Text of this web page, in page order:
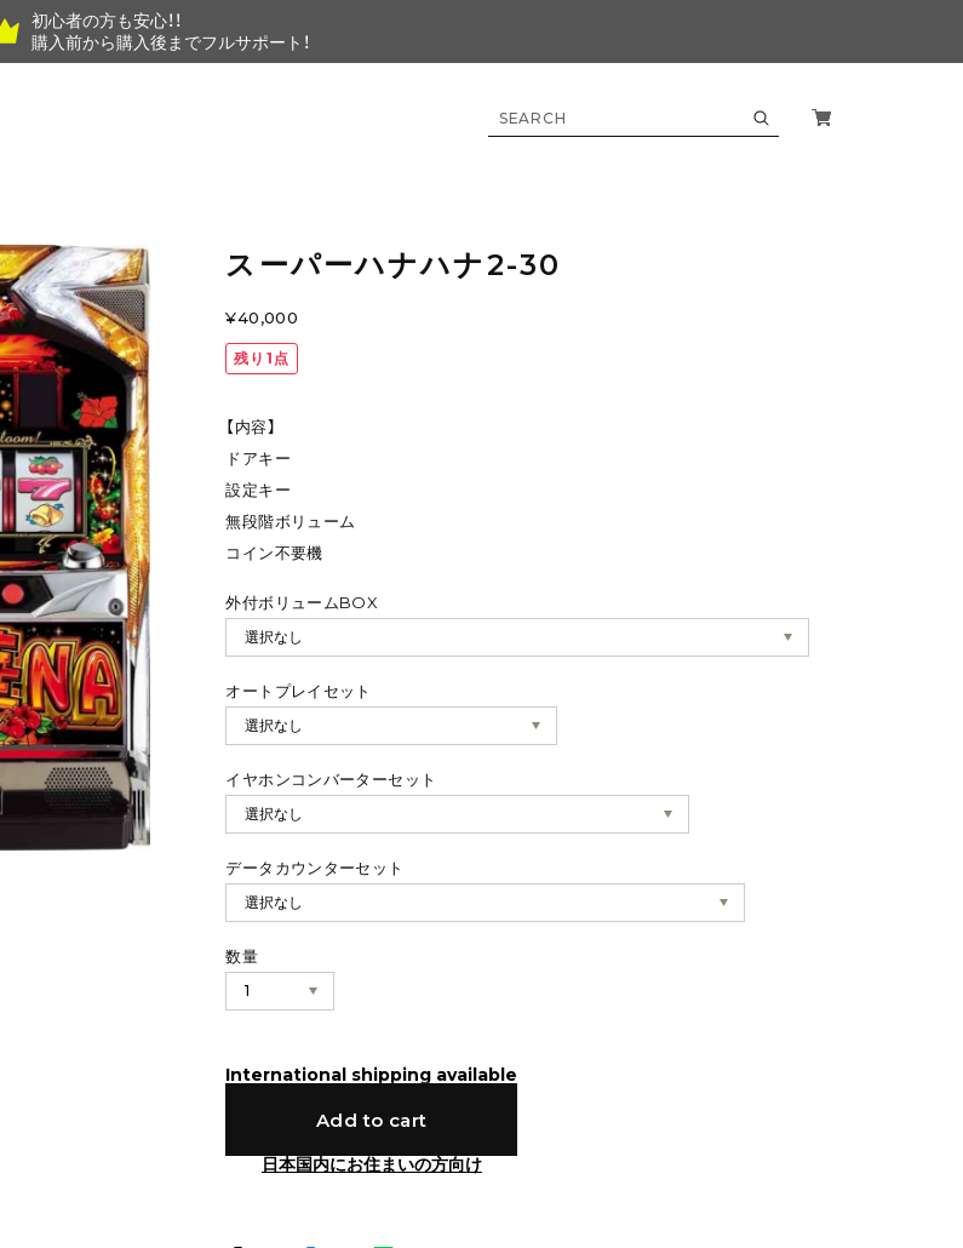
初心者の方も安心！！
購入前から購入後までフルサポート！
スーパーハナハナ2-30
¥40,000
残り1点
【内容】
ドアキー
設定キー
無段階ボリューム
コイン不要機
外付ボリュームBOX
オートプレイセット
イヤホンコンバーターセット
データカウンターセット
数量
International shipping available
Add to cart
日本国内にお住まいの方向け